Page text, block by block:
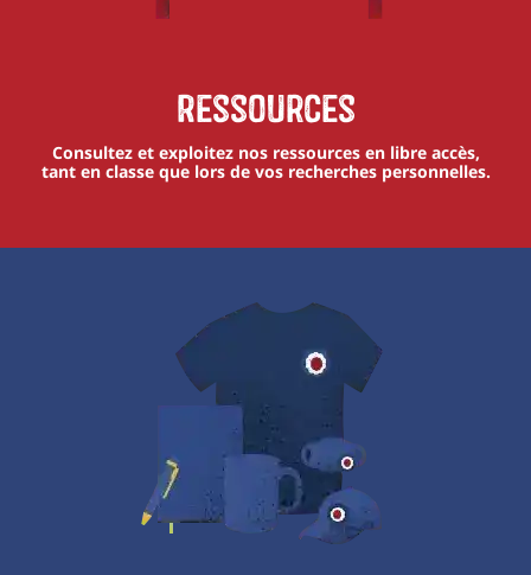
Ressources
Consultez et exploitez nos ressources en libre accès,
tant en classe que lors de vos recherches personnelles.